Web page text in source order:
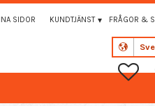
SIDOR KUNDTJÄNST FRÅGOR &